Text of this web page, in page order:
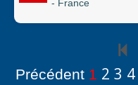
- France
Précédent 1 2 3 4